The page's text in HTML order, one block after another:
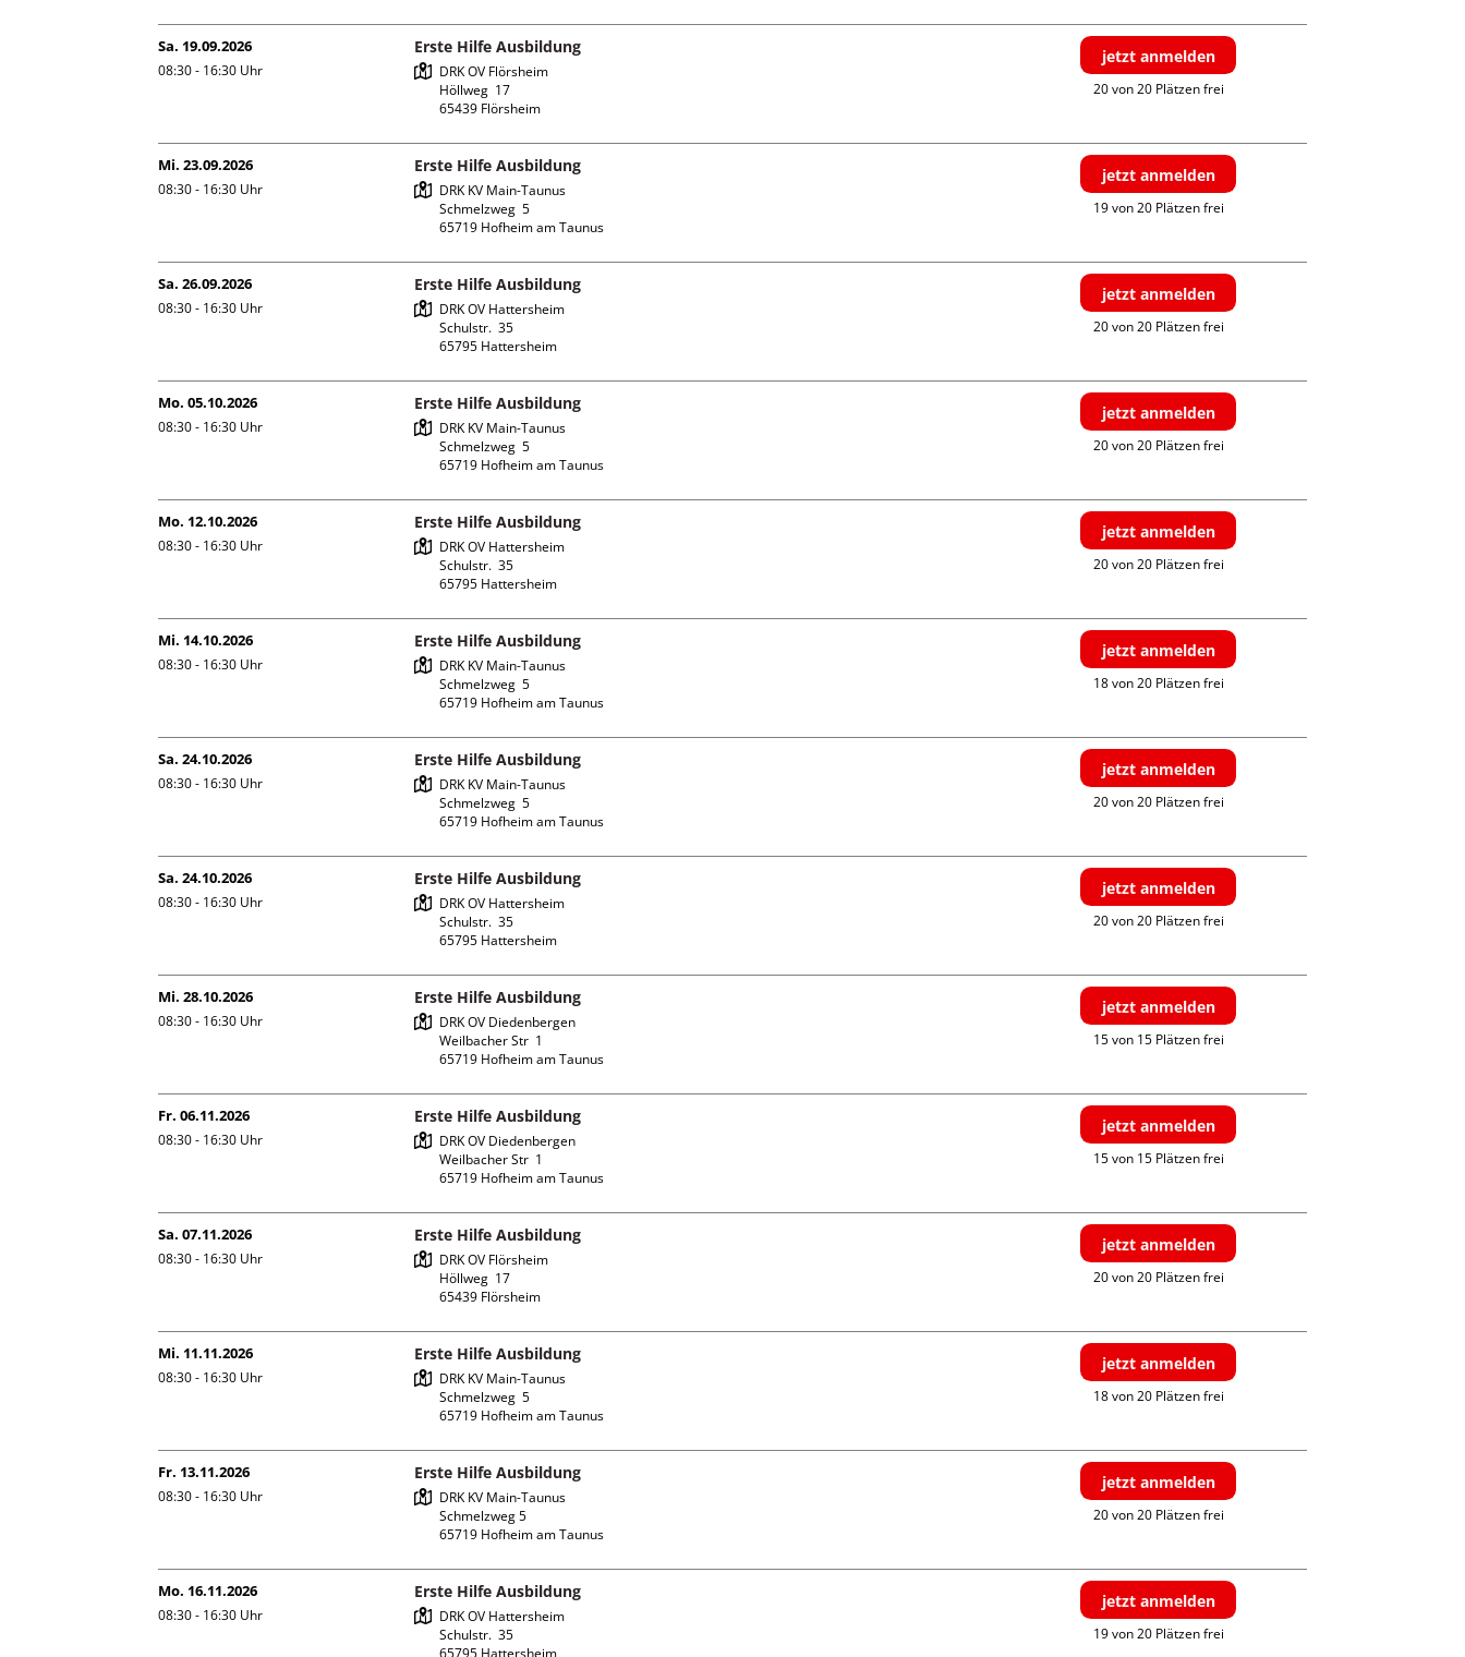
Sa. 19.09.2026
08:30 - 16:30 Uhr
Erste Hilfe Ausbildung
DRK OV Flörsheim
Höllweg  17
65439 Flörsheim
jetzt anmelden
20 von 20 Plätzen frei
Mi. 23.09.2026
08:30 - 16:30 Uhr
Erste Hilfe Ausbildung
DRK KV Main-Taunus
Schmelzweg  5
65719 Hofheim am Taunus
jetzt anmelden
19 von 20 Plätzen frei
Sa. 26.09.2026
08:30 - 16:30 Uhr
Erste Hilfe Ausbildung
DRK OV Hattersheim
Schulstr.  35
65795 Hattersheim
jetzt anmelden
20 von 20 Plätzen frei
Mo. 05.10.2026
08:30 - 16:30 Uhr
Erste Hilfe Ausbildung
DRK KV Main-Taunus
Schmelzweg  5
65719 Hofheim am Taunus
jetzt anmelden
20 von 20 Plätzen frei
Mo. 12.10.2026
08:30 - 16:30 Uhr
Erste Hilfe Ausbildung
DRK OV Hattersheim
Schulstr.  35
65795 Hattersheim
jetzt anmelden
20 von 20 Plätzen frei
Mi. 14.10.2026
08:30 - 16:30 Uhr
Erste Hilfe Ausbildung
DRK KV Main-Taunus
Schmelzweg  5
65719 Hofheim am Taunus
jetzt anmelden
18 von 20 Plätzen frei
Sa. 24.10.2026
08:30 - 16:30 Uhr
Erste Hilfe Ausbildung
DRK KV Main-Taunus
Schmelzweg  5
65719 Hofheim am Taunus
jetzt anmelden
20 von 20 Plätzen frei
Sa. 24.10.2026
08:30 - 16:30 Uhr
Erste Hilfe Ausbildung
DRK OV Hattersheim
Schulstr.  35
65795 Hattersheim
jetzt anmelden
20 von 20 Plätzen frei
Mi. 28.10.2026
08:30 - 16:30 Uhr
Erste Hilfe Ausbildung
DRK OV Diedenbergen
Weilbacher Str  1
65719 Hofheim am Taunus
jetzt anmelden
15 von 15 Plätzen frei
Fr. 06.11.2026
08:30 - 16:30 Uhr
Erste Hilfe Ausbildung
DRK OV Diedenbergen
Weilbacher Str  1
65719 Hofheim am Taunus
jetzt anmelden
15 von 15 Plätzen frei
Sa. 07.11.2026
08:30 - 16:30 Uhr
Erste Hilfe Ausbildung
DRK OV Flörsheim
Höllweg  17
65439 Flörsheim
jetzt anmelden
20 von 20 Plätzen frei
Mi. 11.11.2026
08:30 - 16:30 Uhr
Erste Hilfe Ausbildung
DRK KV Main-Taunus
Schmelzweg  5
65719 Hofheim am Taunus
jetzt anmelden
18 von 20 Plätzen frei
Fr. 13.11.2026
08:30 - 16:30 Uhr
Erste Hilfe Ausbildung
DRK KV Main-Taunus
Schmelzweg 5
65719 Hofheim am Taunus
jetzt anmelden
20 von 20 Plätzen frei
Mo. 16.11.2026
08:30 - 16:30 Uhr
Erste Hilfe Ausbildung
DRK OV Hattersheim
Schulstr.  35
65795 Hattersheim
jetzt anmelden
19 von 20 Plätzen frei